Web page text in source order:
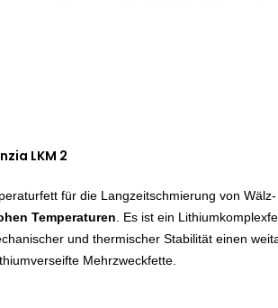
LKM 2
für die Langzeitschmierung von
Temperaturen . Es ist ein
und thermischer Stabilität einen
Mehrzweckfette.